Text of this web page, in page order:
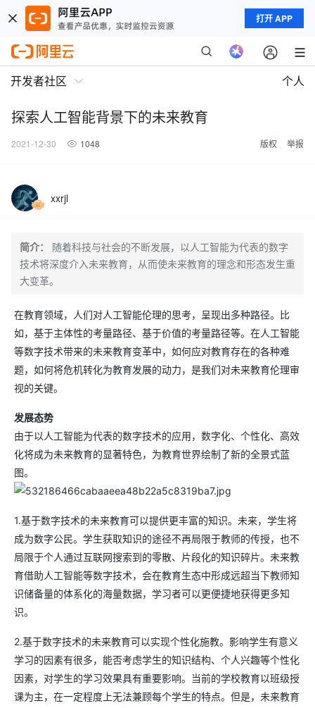
打开 APP
开发者社区 个人
探索人工智能背景下的未来教育
2021-12-30 1048 版权 举报
xxrjl
简介：
随着科技与社会的不断发展，以人工智能为代表的数字
技术将深度介入未来教育，从而使未来教育的理念和形态发生重
大变革。
在教育领域，人们对人工智能伦理的思考，呈现出多种路径。比
如，基于主体性的考量路径、基于价值的考量路径等。在人工智能
等数字技术带来的未来教育变革中，如何应对教育存在的各种难
题，如何将危机转化为教育发展的动力，是我们对未来教育伦理审
视的关键。
发展态势
由于以人工智能为代表的数字技术的应用，数字化、个性化、高效
化将成为未来教育的显著特色，为教育世界绘制了新的全景式蓝
图。
1.基于数字技术的未来教育可以提供更丰富的知识。未来，学生将
成为数字公民。学生获取知识的途径不再局限于教师的传授，也不
局限于个人通过互联网搜索到的零散、片段化的知识碎片。未来教
育借助人工智能等数字技术，会在教育生态中形成远超当下教师知
识储备量的体系化的海量数据，学习者可以更便捷地获得更多知
识。
2.基于数字技术的未来教育可以实现个性化施教。影响学生有意义
学习的因素有很多，能否考虑学生的知识结构、个人兴趣等个性化
因素，对学生的学习效果具有重要影响。当前的学校教育以班级授
课为主，在一定程度上无法兼顾每个学生的特点。但是，未来教育